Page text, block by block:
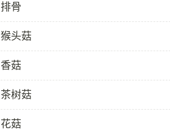
排骨
猴头菇
香菇
茶树菇
花菇